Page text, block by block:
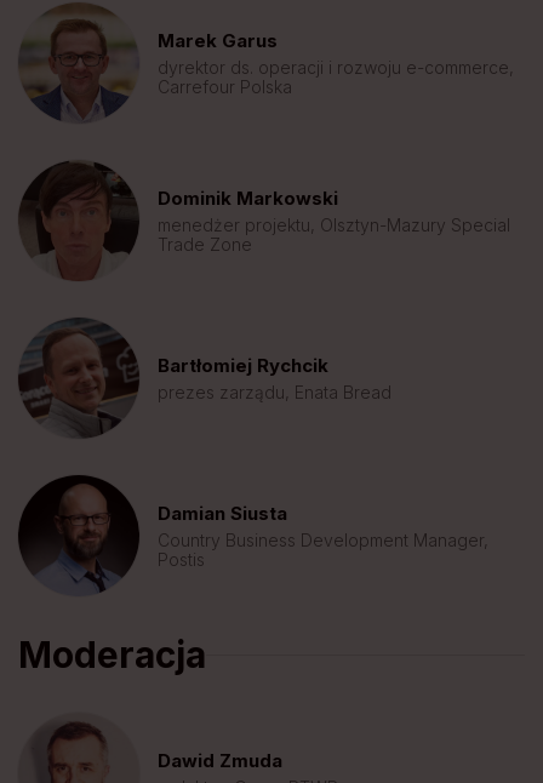
Marek Garus
dyrektor ds. operacji i rozwoju e-commerce,
Carrefour Polska
Dominik Markowski
menedżer projektu, Olsztyn-Mazury Special
Trade Zone
Bartłomiej Rychcik
prezes zarządu, Enata Bread
Damian Siusta
Country Business Development Manager,
Postis
Moderacja
Dawid Zmuda